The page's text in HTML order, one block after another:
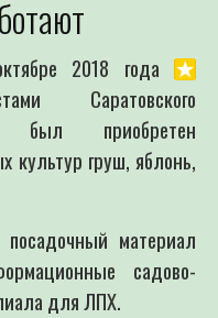
2018 года
Саратовского
был приобретен
культур груш, яблонь,
материал
садово-
для ЛПХ.